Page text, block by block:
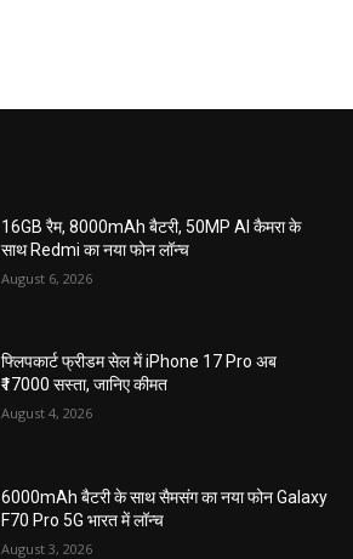
16GB रैम, 8000mAh बैटरी, 50MP AI कैमरा के
साथ Redmi का नया फोन लॉन्च
August 6, 2026
फ्लिपकार्ट फ्रीडम सेल में iPhone 17 Pro अब
₹17000 सस्ता, जानिए कीमत
August 4, 2026
6000mAh बैटरी के साथ सैमसंग का नया फोन Galaxy
F70 Pro 5G भारत में लॉन्च
August 3, 2026